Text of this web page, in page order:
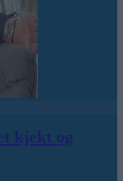
kjekt og